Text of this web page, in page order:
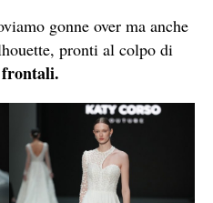
gonne over ma anche
pronti al colpo di